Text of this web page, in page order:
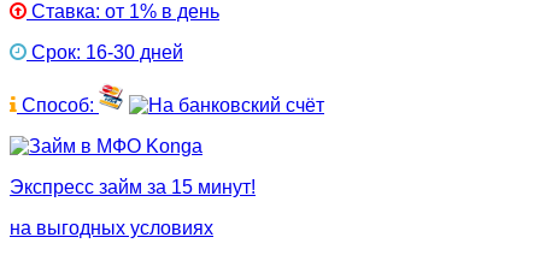
Ставка: от 1% в день
Срок: 16-30 дней
Способ:
Экспресс займ за 15 минут!
на выгодных условиях